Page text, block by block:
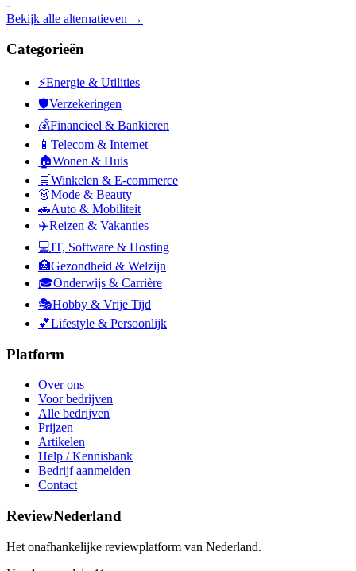
-
Bekijk alle alternatieven →
Categorieën
⚡Energie & Utilities
🛡️Verzekeringen
💰Financieel & Bankieren
📱 Telecom & Internet
🏠Wonen & Huis
🛒Winkelen & E-commerce
👗Mode & Beauty
🚗Auto & Mobiliteit
✈️Reizen & Vakanties
💻IT, Software & Hosting
🏥Gezondheid & Welzijn
🎓Onderwijs & Carrière
🎭Hobby & Vrije Tijd
💕Lifestyle & Persoonlijk
Platform
Over ons
Voor bedrijven
Alle bedrijven
Prijzen
Artikelen
Help / Kennisbank
Bedrijf aanmelden
Contact
ReviewNederland
Het onafhankelijke reviewplatform van Nederland.